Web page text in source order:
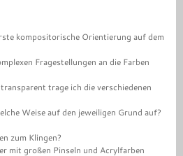
kompositorische Orientierung auf dem
Fragestellungen an die Farben
trage ich die verschiedenen
Weise auf den jeweiligen Grund auf?
zum Klingen?
mit großen Pinseln und Acrylfarben